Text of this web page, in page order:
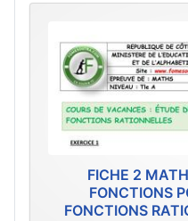
FICHE 2
FONCTIONS
FONCTIONS